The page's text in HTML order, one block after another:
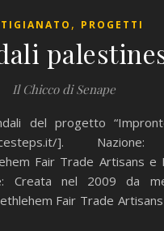
, PROGETTI
Il Chicco di Senape
]. Nazione:
Fair Trade Artisans e
Creata nel 2009 da
Fair Trade